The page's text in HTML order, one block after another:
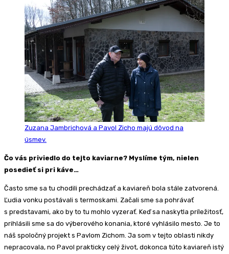
Zuzana Jambrichová a Pavol Zicho majú dôvod na
úsmev.
Čo vás priviedlo do tejto kaviarne? Myslíme tým, nielen
posedieť si pri káve…
Často sme sa tu chodili prechádzať a kaviareň bola stále zatvorená.
Ľudia vonku postávali s termoskami. Začali sme sa pohrávať
s predstavami, ako by to tu mohlo vyzerať. Keď sa naskytla príležitosť,
prihlásili sme sa do výberového konania, ktoré vyhlásilo mesto. Je to
náš spoločný projekt s Pavlom Zichom. Ja som v tejto oblasti nikdy
nepracovala, no Pavol prakticky celý život, dokonca túto kaviareň istý